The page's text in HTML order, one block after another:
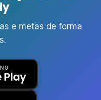
e metas de forma
Play